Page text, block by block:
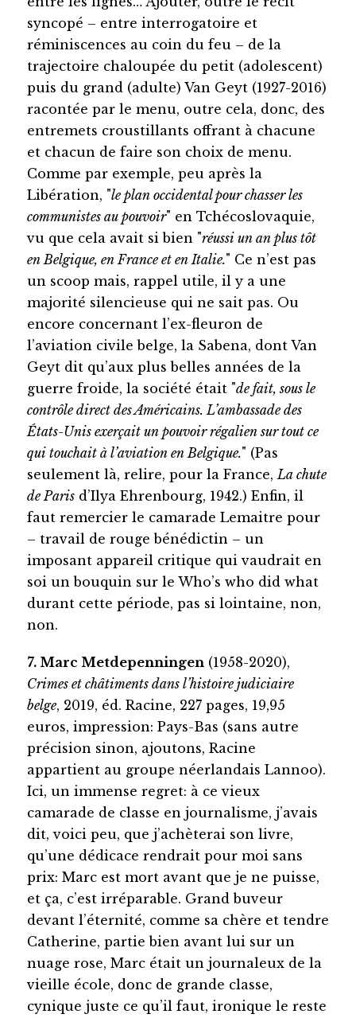
syncopé – entre interrogatoire et
réminiscences au coin du feu – de la
trajectoire chaloupée du petit (adolescent)
puis du grand (adulte) Van Geyt (1927-2016)
racontée par le menu, outre cela, donc, des
entremets croustillants offrant à chacune
et chacun de faire son choix de menu.
Comme par exemple, peu après la
Libération, "le plan occidental pour chasser les
communistes au pouvoir" en Tchécoslovaquie,
vu que cela avait si bien "réussi un an plus tôt
en Belgique, en France et en Italie." Ce n’est pas
un scoop mais, rappel utile, il y a une
majorité silencieuse qui ne sait pas. Ou
encore concernant l’ex-fleuron de
l’aviation civile belge, la Sabena, dont Van
Geyt dit qu’aux plus belles années de la
guerre froide, la société était "de fait, sous le
contrôle direct des Américains. L’ambassade des
États-Unis exerçait un pouvoir régalien sur tout ce
qui touchait à l’aviation en Belgique." (Pas
seulement là, relire, pour la France, La chute
de Parisd’Ilya Ehrenbourg, 1942.) Enfin, il
faut remercier le camarade Lemaitre pour
– travail de rouge bénédictin – un
imposant appareil critique qui vaudrait en
soi un bouquin sur le Who’s who did what
durant cette période, pas si lointaine, non,
non.
7. Marc Metdepenningen (1958-2020),
Crimes et châtiments dans l’histoire judiciaire
belge, 2019, éd. Racine, 227 pages, 19,95
euros, impression: Pays-Bas (sans autre
précision sinon, ajoutons, Racine
appartient au groupe néerlandais Lannoo).
Ici, un immense regret: à ce vieux
camarade de classe en journalisme, j’avais
dit, voici peu, que j’achèterai son livre,
qu’une dédicace rendrait pour moi sans
prix: Marc est mort avant que je ne puisse,
et ça, c’est irréparable. Grand buveur
devant l’éternité, comme sa chère et tendre
Catherine, partie bien avant lui sur un
nuage rose, Marc était un journaleux de la
vieille école, donc de grande classe,
cynique juste ce qu’il faut, ironique le reste